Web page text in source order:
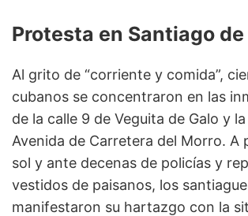
Protesta en Santiago de
Al grito de “corriente y comida”,
cubanos se concentraron en las
de la calle 9 de Veguita de Galo y
Avenida de Carretera del Morro. A
sol y ante decenas de policías y
vestidos de paisanos, los
manifestaron su hartazgo con la